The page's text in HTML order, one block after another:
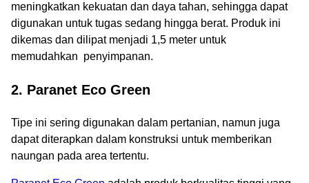
meningkatkan kekuatan dan daya tahan, sehingga dapat
digunakan untuk tugas sedang hingga berat. Produk ini
dikemas dan dilipat menjadi 1,5 meter untuk
memudahkan penyimpanan.
2. Paranet Eco Green
Tipe ini sering digunakan dalam pertanian, namun juga
dapat diterapkan dalam konstruksi untuk memberikan
naungan pada area tertentu.